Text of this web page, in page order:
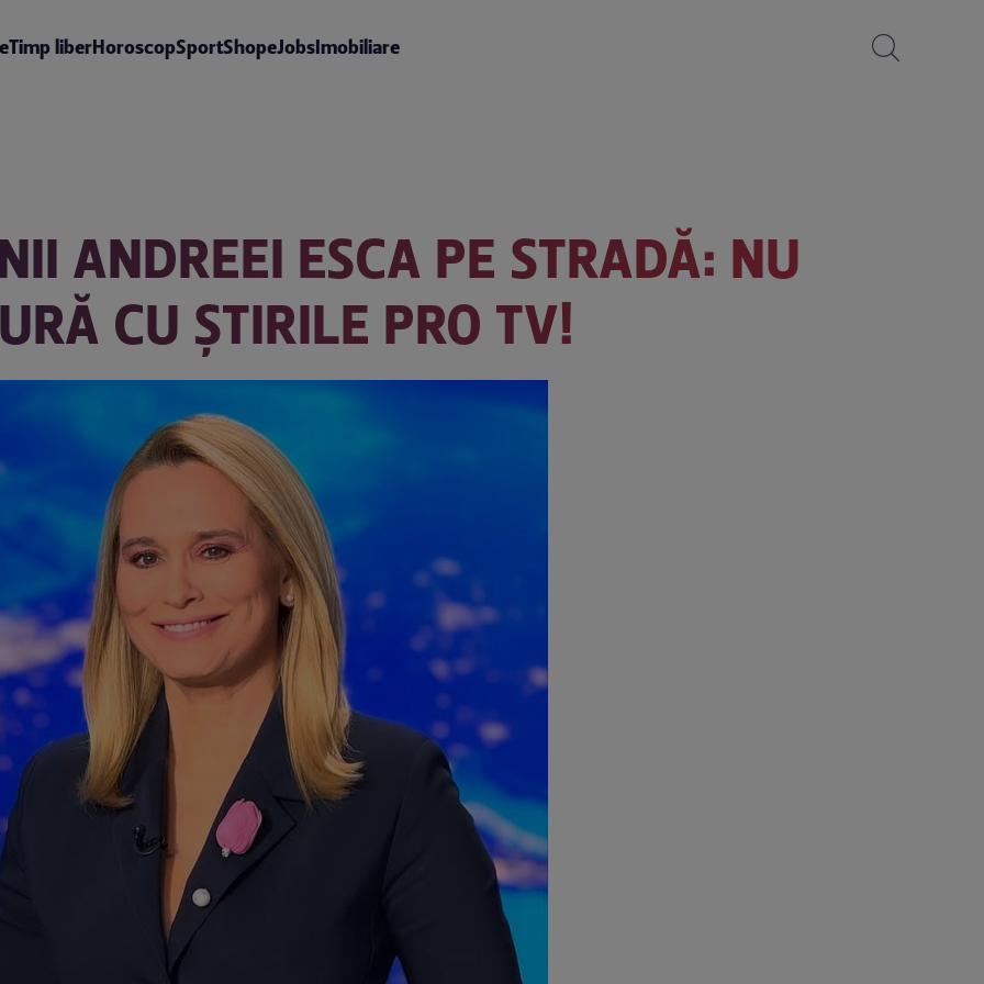
Timp liberHoroscopSportShopeJobsImobiliare
ANDREEI ESCA PE STRADĂ: NU
CU ȘTIRILE PRO TV!